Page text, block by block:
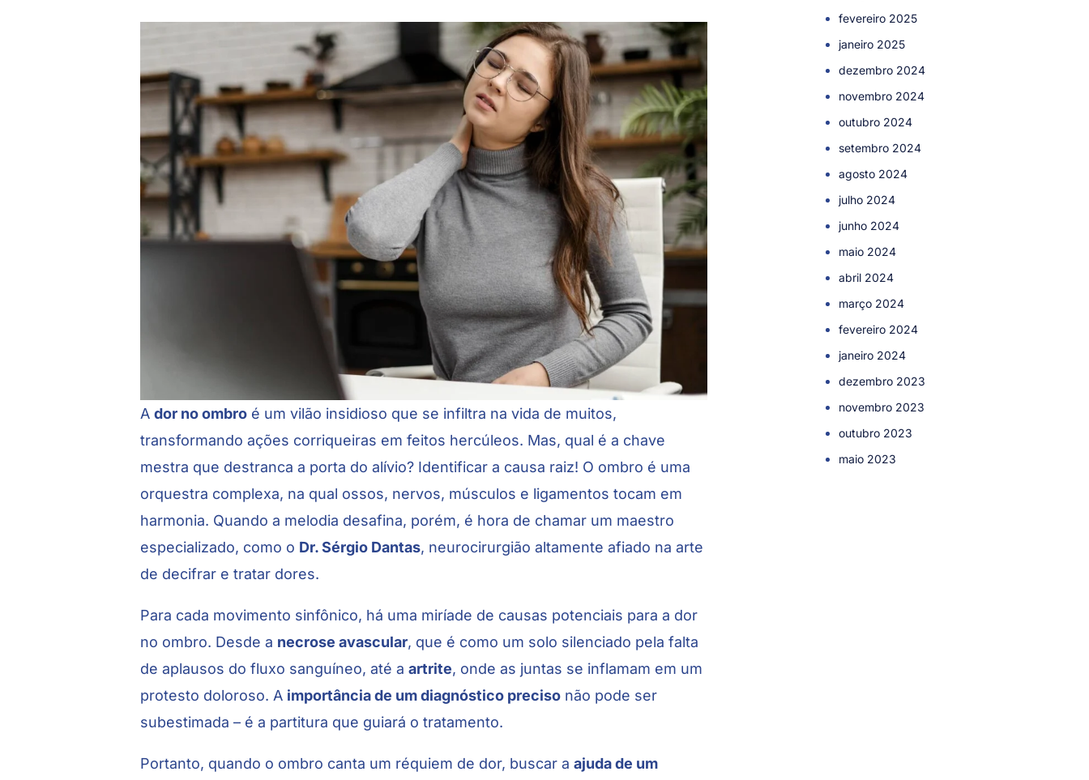
Ador no ombro é um vilão insidioso que se infiltra na vida de muitos,
transformando ações corriqueiras em feitos hercúleos. Mas, qual é a chave
mestra que destranca a porta do alívio? Identificar a causa raiz! O ombro é uma
orquestra complexa, na qual ossos, nervos, músculos e ligamentos tocam em
harmonia. Quando a melodia desafina, porém, é hora de chamar um maestro
especializado, como o Dr. Sérgio Dantas, neurocirurgião altamente afiado na arte
de decifrar e tratar dores.
Para cada movimento sinfônico, há uma miríade de causas potenciais para a dor
no ombro. Desde a necrose avascular, que é como um solo silenciado pela falta
de aplausos do fluxo sanguíneo, até aartrite, onde as juntas se inflamam em um
protesto doloroso. A importância de um diagnóstico preciso não pode ser
subestimada – é a partitura que guiará o tratamento.
Portanto, quando o ombro canta um réquiem de dor, buscar aajuda de um
fevereiro 2025
janeiro 2025
dezembro 2024
novembro 2024
outubro 2024
setembro 2024
agosto 2024
julho 2024
junho 2024
maio 2024
abril 2024
março 2024
fevereiro 2024
janeiro 2024
dezembro 2023
novembro 2023
outubro 2023
maio 2023